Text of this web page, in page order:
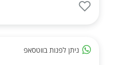
ניתן לפנות בווטסאפ